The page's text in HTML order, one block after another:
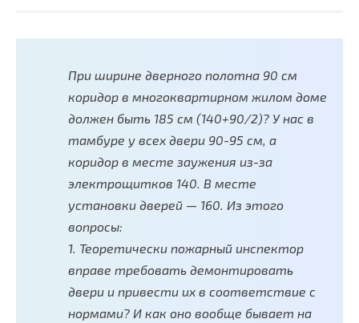
При ширине дверного полотна 90 см
коридор в многоквартирном жилом доме
должен быть 185 см (140+90/2)? У нас в
тамбуре у всех двери 90-95 см, а
коридор в месте заужения из-за
электрощитков 140. В месте
установки дверей — 160. Из этого
вопросы:
1. Теоретически пожарный инспектор
вправе требовать демонтировать
двери и привести их в соответствие с
нормами? И как оно вообще бывает на